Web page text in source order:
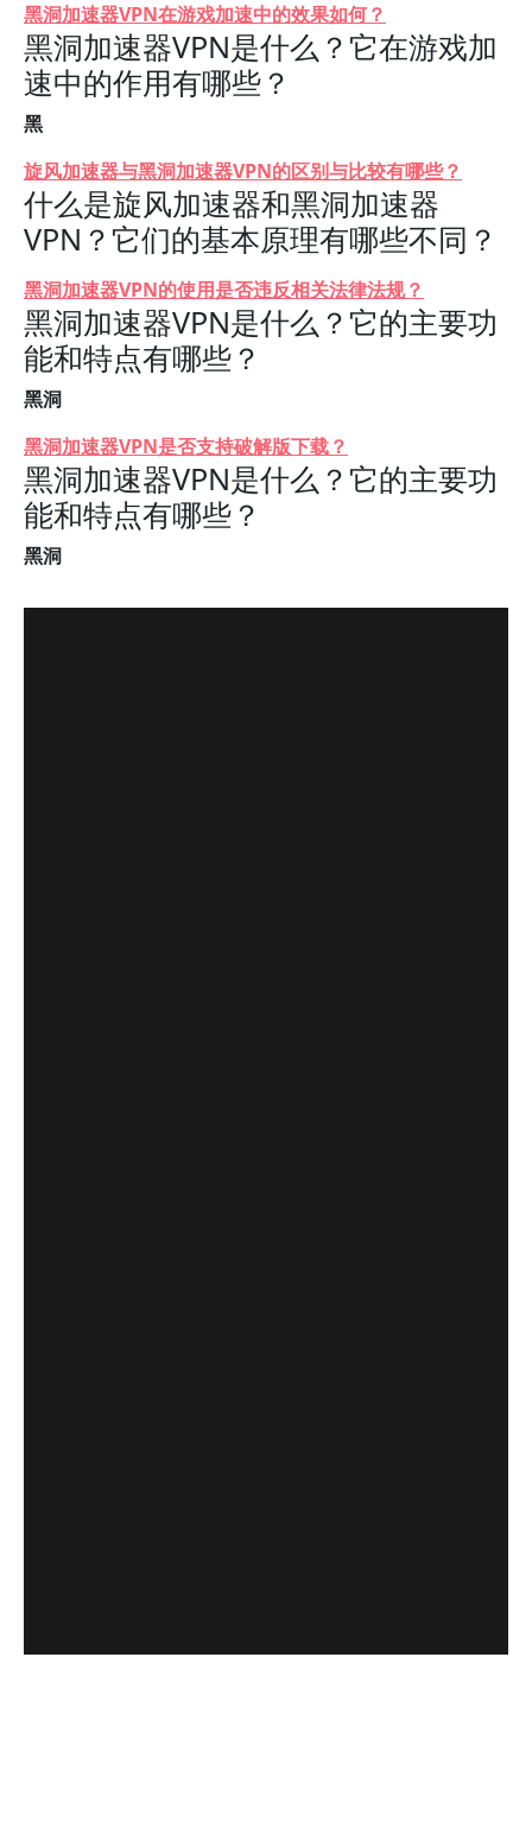
黑洞加速器VPN在游戏加速中的效果如何？
黑洞加速器VPN是什么？它在游戏加
速中的作用有哪些？
黑
旋风加速器与黑洞加速器VPN的区别与比较有哪些？
什么是旋风加速器和黑洞加速器
VPN？它们的基本原理有哪些不同？
黑洞加速器VPN的使用是否违反相关法律法规？
黑洞加速器VPN是什么？它的主要功
能和特点有哪些？
黑洞
黑洞加速器VPN是否支持破解版下载？
黑洞加速器VPN是什么？它的主要功
能和特点有哪些？
黑洞